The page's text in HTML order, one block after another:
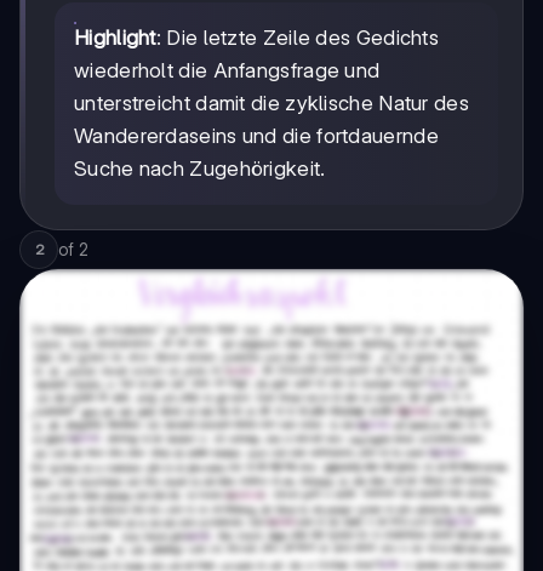
Highlight: Die letzte Zeile des Gedichts
wiederholt die Anfangsfrage und
unterstreicht damit die zyklische Natur des
Wandererdaseins und die fortdauernde
Suche nach Zugehörigkeit.
2 of 2